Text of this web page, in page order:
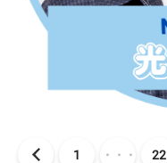
1 ・・・ 22